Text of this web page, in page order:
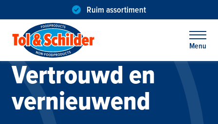
Ruim assortiment
Menu
Menu
Vertrouwd en
vernieuw­end